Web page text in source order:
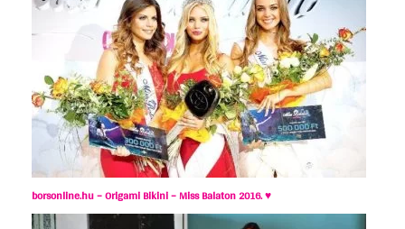
borsonline.hu – Origami Bikini – Miss Balaton 2016. ♥